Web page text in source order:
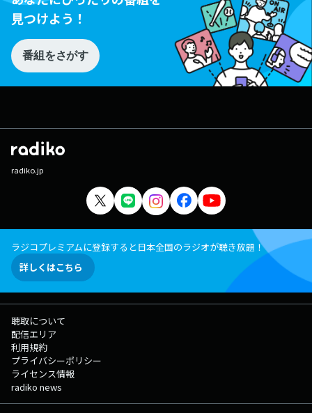
見つけよう！
番組をさがす
radiko.jp
ラジコプレミアムに登録すると日本全国のラジオが聴き放題！
詳しくはこちら
聴取について
配信エリア
利用規約
プライバシーポリシー
ライセンス情報
radiko news